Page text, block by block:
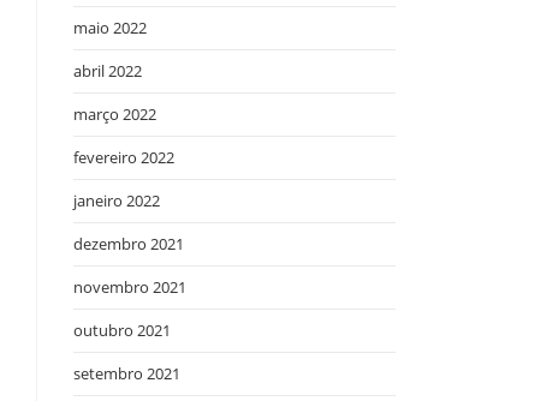
maio 2022
abril 2022
março 2022
fevereiro 2022
janeiro 2022
dezembro 2021
novembro 2021
outubro 2021
setembro 2021